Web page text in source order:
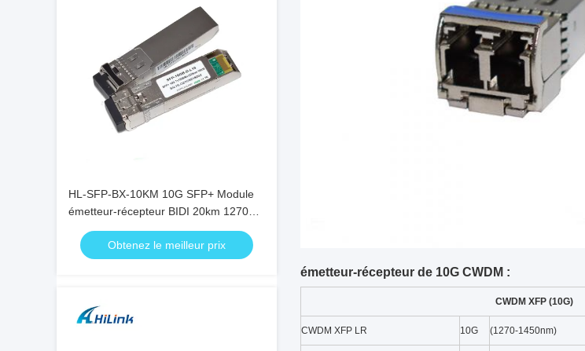
HL-SFP-BX-10KM 10G SFP+ Module
émetteur-récepteur BIDI 20km 1270nm
1330nm Connecteur LC RoHS
Obtenez le meilleur prix
émetteur-récepteur de 10G CWDM :
CWDM XFP (10G)
CWDM XFP LR 10G (1270-1450nm)